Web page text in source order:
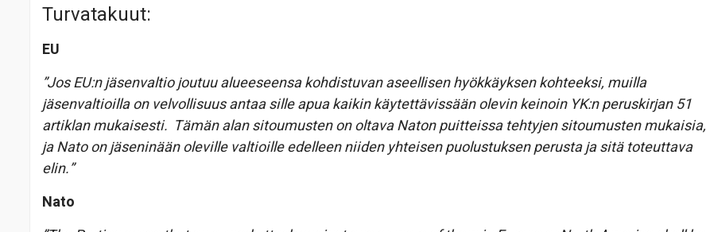
Turvatakuut:
EU
”Jos EU:n jäsenvaltio joutuu alueeseensa kohdistuvan aseellisen hyökkäyksen kohteeksi, muilla
jäsenvaltioilla on velvollisuus antaa sille apua kaikin käytettävissään olevin keinoin YK:n peruskirjan 51
artiklan mukaisesti. Tämän alan sitoumusten on oltava Naton puitteissa tehtyjen sitoumusten mukaisia,
ja Nato on jäseninään oleville valtioille edelleen niiden yhteisen puolustuksen perusta ja sitä toteuttava
elin.”
Nato